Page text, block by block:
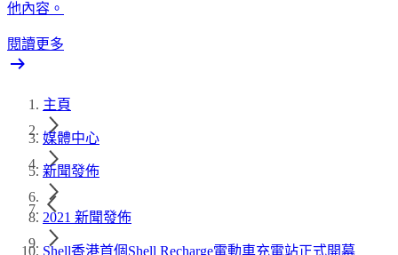
他內容。
閱讀更多
主頁
媒體中心
新聞發佈
2021 新聞發佈
Shell香港首個Shell Recharge電動車充電站正式開幕